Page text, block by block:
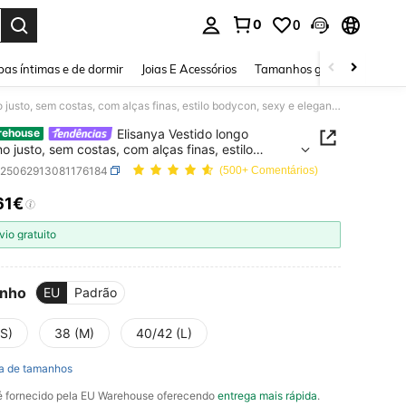
0 0
íntimas e de dormir Joias E Acessórios Tamanhos grandes
Elisanya Vestido longo feminino justo, sem costas, com alças finas, estilo bodycon, sexy e elegante para festas e coquetéis.
Elisanya Vestido longo
justo, sem costas, com alças finas, estilo
sexy e elegante para festas e coquetéis.(500+ Comentários)
AND AVAILABILITY
gratuito
EU Padrão
38 (M) 40/42 (L)
de tamanhos
fornecido pela EU Warehouse oferecendo entrega mais rápida.